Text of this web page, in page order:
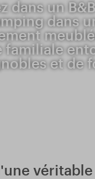
dans un
dans
familiale
et de